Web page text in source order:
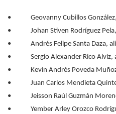
• Geovanny Cubillos González,
• Johan Stiven Rodríguez Pela,
• Andrés Felipe Santa Daza,
• Sergio Alexander Rico Alviz,
• Kevin Andrés Poveda Muñoz,
• Juan Carlos Mendieta
• Jeisson Raúl Guzmán
• Yember Arley Orozco